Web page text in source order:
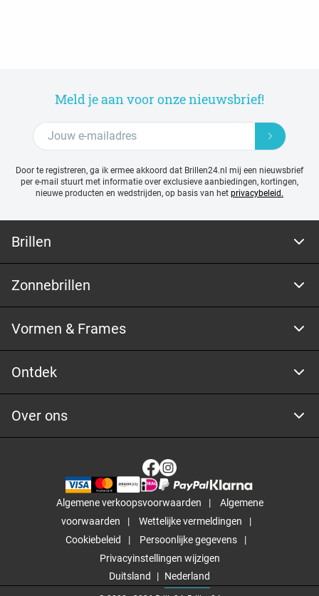
Meld je aan voor onze nieuwsbrief!
Door te registreren, ga ik ermee akkoord dat Brillen24.nl mij een nieuwsbrief
per e-mail stuurt met informatie over exclusieve aanbiedingen, kortingen,
nieuwe producten en wedstrijden, op basis van het privacybeleid.
Brillen
Zonnebrillen
Vormen & Frames
Ontdek
Over ons
Algemene verkoopsvoorwaarden
Algemene
voorwaarden
Wettelijke vermeldingen
Cookiebeleid
Persoonlijke gegevens
Privacyinstellingen wijzigen
Duitsland
Nederland